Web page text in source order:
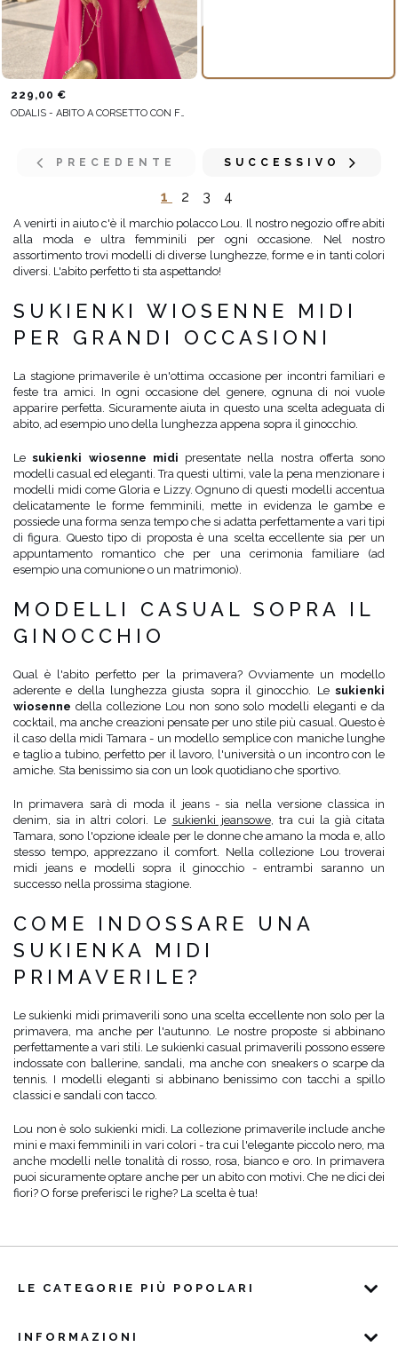
229,00 €
PRECEDENTE
1 2 3 4
SUCCESSIVO
A venirti in aiuto c'è il marchio polacco Lou. Il nostro negozio offre abiti
alla moda e ultra femminili per ogni occasione. Nel nostro
assortimento trovi modelli di diverse lunghezze, forme e in tanti colori
diversi. L'abito perfetto ti sta aspettando!
SUKIENKI WIOSENNE MIDI
PER GRANDI OCCASIONI
La stagione primaverile è un'ottima occasione per incontri familiari e
feste tra amici. In ogni occasione del genere, ognuna di noi vuole
apparire perfetta. Sicuramente aiuta in questo una scelta adeguata di
abito, ad esempio uno della lunghezza appena sopra il ginocchio.
Lesukienki wiosenne midi presentate nella nostra offerta sono
modelli casual ed eleganti. Tra questi ultimi, vale la pena menzionare i
modelli midi come Gloria e Lizzy. Ognuno di questi modelli accentua
delicatamente le forme femminili, mette in evidenza le gambe e
possiede una forma senza tempo che si adatta perfettamente a vari tipi
di figura. Questo tipo di proposta è una scelta eccellente sia per un
appuntamento romantico che per una cerimonia familiare (ad
esempio una comunione o un matrimonio).
MODELLI CASUAL SOPRA IL
GINOCCHIO
Qual è l'abito perfetto per la primavera? Ovviamente un modello
aderente e della lunghezza giusta sopra il ginocchio. Le sukienki
wiosenne della collezione Lou non sono solo modelli eleganti e da
cocktail, ma anche creazioni pensate per uno stile più casual. Questo è
il caso della midi Tamara - un modello semplice con maniche lunghe
e taglio a tubino, perfetto per il lavoro, l'università o un incontro con le
amiche. Sta benissimo sia con un look quotidiano che sportivo.
In primavera sarà di moda il jeans - sia nella versione classica in
denim, sia in altri colori. Le sukienki jeansowe, tra cui la già citata
Tamara, sono l'opzione ideale per le donne che amano la moda e, allo
stesso tempo, apprezzano il comfort. Nella collezione Lou troverai
midi jeans e modelli sopra il ginocchio - entrambi saranno un
successo nella prossima stagione.
COME INDOSSARE UNA
SUKIENKA MIDI
PRIMAVERILE?
Le sukienki midi primaverili sono una scelta eccellente non solo per la
primavera, ma anche per l'autunno. Le nostre proposte si abbinano
perfettamente a vari stili. Le sukienki casual primaverili possono essere
indossate con ballerine, sandali, ma anche con sneakers o scarpe da
tennis. I modelli eleganti si abbinano benissimo con tacchi a spillo
classici e sandali con tacco.
Lou non è solo sukienki midi. La collezione primaverile include anche
mini e maxi femminili in vari colori - tra cui l'elegante piccolo nero, ma
anche modelli nelle tonalità di rosso, rosa, bianco e oro. In primavera
puoi sicuramente optare anche per un abito con motivi. Che ne dici dei
fiori? O forse preferisci le righe? La scelta è tua!
LE CATEGORIE PIÙ POPOLARI
INFORMAZIONI